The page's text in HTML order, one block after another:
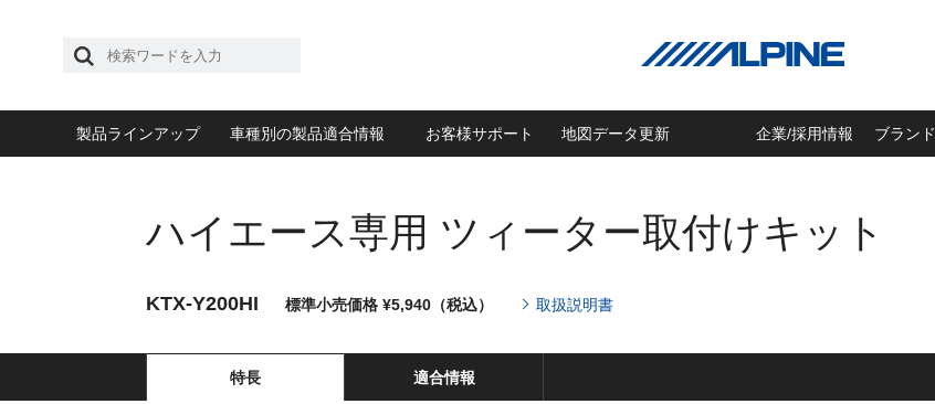
製品ラインアップ 車種別の製品適合情報 お客様サポート 地図データ更新 企業/採用情報 ブランド
ハイエース専用 ツィーター取付けキット
KTX-Y200HI 標準小売価格 ¥5,940（税込） 取扱説明書
特長 適合情報